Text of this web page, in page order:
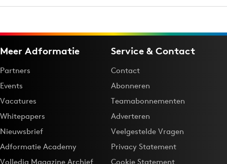
Meer Adformatie
Partners
Events
Vacatures
Whitepapers
Nieuwsbrief
Adformatie Academy
Volledig Magazine Archief
Service & Contact
Contact
Abonneren
Teamabonnementen
Adverteren
Veelgestelde Vragen
Privacy Statement
Cookie Statement